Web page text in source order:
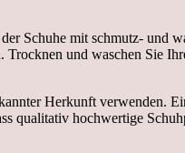
Schuhe mit schmutz- und
und waschen Sie
Herkunft verwenden.
qualitativ hochwertige